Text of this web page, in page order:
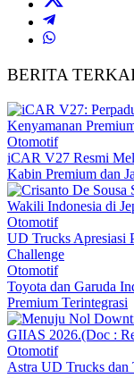
BERITA
Otomotif
iCAR V27 Resmi
Kabin Premium dan
Otomotif
UD Trucks Apresiasi
Challenge
Otomotif
Toyota dan Garuda
Premium Terintegrasi
Otomotif
Astra UD Trucks dan